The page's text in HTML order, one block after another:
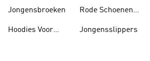
Jongensbroeken
Hoodies Voor
Rode Schoenen
Jongensslippers